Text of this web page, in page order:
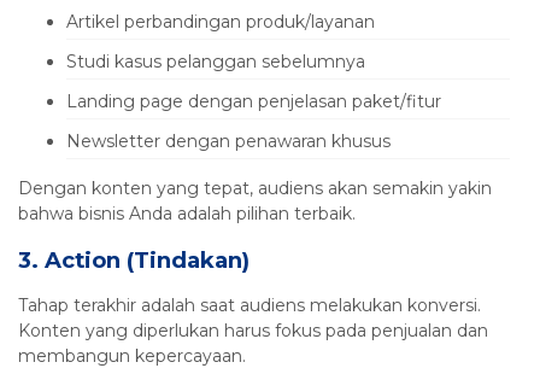
Artikel perbandingan produk/layanan
Studi kasus pelanggan sebelumnya
Landing page dengan penjelasan paket/fitur
Newsletter dengan penawaran khusus
Dengan konten yang tepat, audiens akan semakin yakin
bahwa bisnis Anda adalah pilihan terbaik.
3. Action (Tindakan)
Tahap terakhir adalah saat audiens melakukan konversi.
Konten yang diperlukan harus fokus pada penjualan dan
membangun kepercayaan.